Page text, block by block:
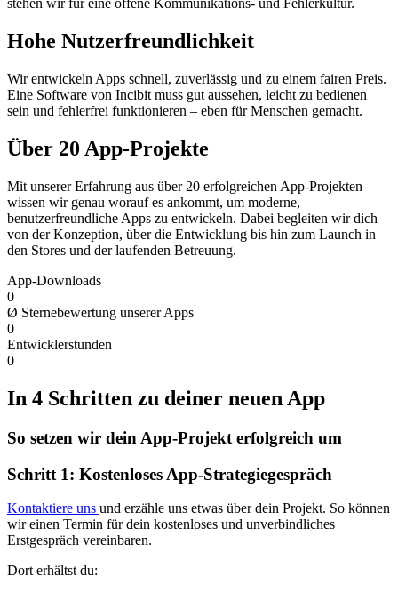
stehen wir für eine offene Kommunikations- und Fehlerkultur.
Hohe Nutzerfreundlichkeit
Wir entwickeln Apps schnell, zuverlässig und zu einem fairen Preis.
Eine Software von Incibit muss gut aussehen, leicht zu bedienen
sein und fehlerfrei funktionieren – eben für Menschen gemacht.
Über 20 App-Projekte
Mit unserer Erfahrung aus über 20 erfolgreichen App-Projekten
wissen wir genau worauf es ankommt, um moderne,
benutzerfreundliche Apps zu entwickeln. Dabei begleiten wir dich
von der Konzeption, über die Entwicklung bis hin zum Launch in
den Stores und der laufenden Betreuung.
App-Downloads
0
Ø Sternebewertung unserer Apps
0
Entwicklerstunden
0
In 4 Schritten zu deiner neuen App
So setzen wir dein App-Projekt erfolgreich um
Schritt 1: Kostenloses App-Strategiegespräch
Kontaktiere uns und erzähle uns etwas über dein Projekt. So können
wir einen Termin für dein kostenloses und unverbindliches
Erstgespräch vereinbaren.
Dort erhältst du: